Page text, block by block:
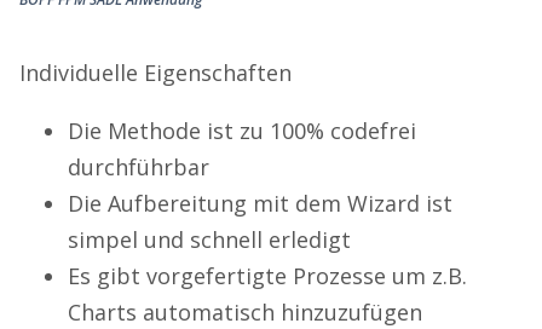
Individuelle Eigenschaften
Die Methode ist zu 100% codefrei
durchführbar
Die Aufbereitung mit dem Wizard ist
simpel und schnell erledigt
Es gibt vorgefertigte Prozesse um z.B.
Charts automatisch hinzuzufügen